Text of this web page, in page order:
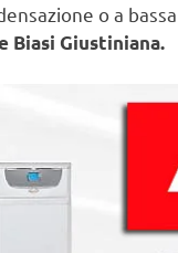
o a
Biasi Giustiniana.